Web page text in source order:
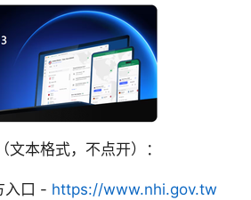
文本格式，不点开）：
入口 - https://www.nhi.gov.tw